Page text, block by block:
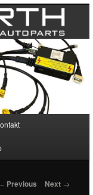
navigation
Previous Next →